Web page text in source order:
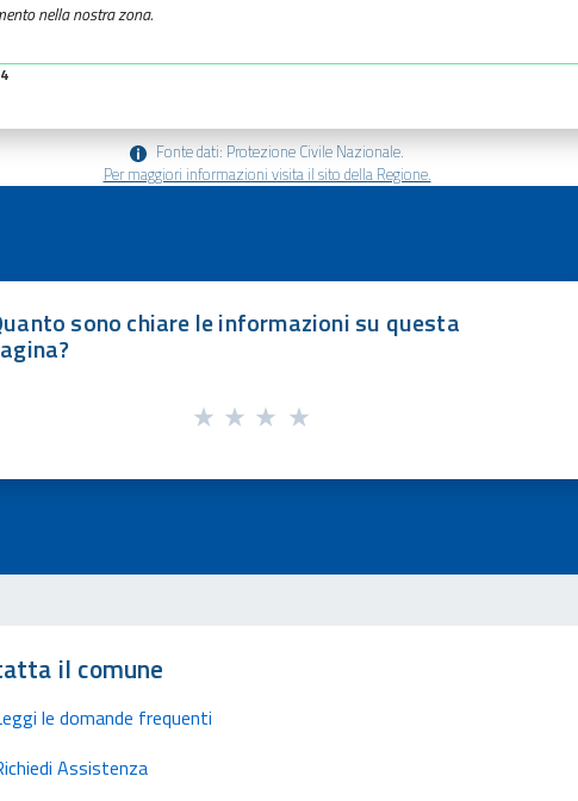
nella nostra zona.
Fonte dati: Protezione Civile Nazionale.
Per maggiori informazioni visita il sito della Regione.
sono chiare le informazioni su questa
il comune
le domande frequenti
Assistenza